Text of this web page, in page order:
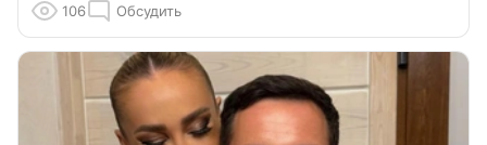
106 Обсудить